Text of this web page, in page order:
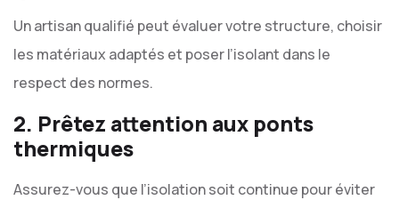
Un artisan qualifié peut évaluer votre structure, choisir
les matériaux adaptés et poser l’isolant dans le
respect des normes.
2. Prêtez attention aux ponts
thermiques
Assurez-vous que l’isolation soit continue pour éviter